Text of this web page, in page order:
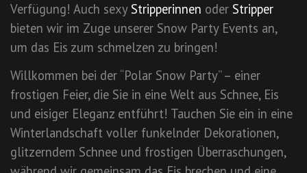
Verfügung! Auch sexy Stripperinnen oder Stripper
bieten wir im Zuge unserer Snow Party Events an,
um das Eis zum schmelzen zu bringen!
Willkommen bei der “Polar Snow Party” – einer
frostigen Feier, die Sie in eine Welt aus Schnee, Eis
und eisiger Eleganz entführt! Tauchen Sie ein in eine
Winterlandschaft voller funkelnder Dekorationen,
glitzerndem Schnee und frostigen Überraschungen,